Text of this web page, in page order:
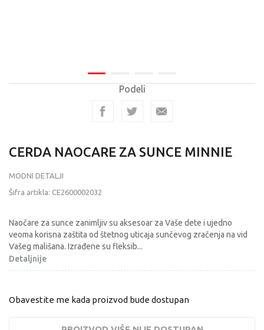
Podeli
CERDA NAOCARE ZA SUNCE MINNIE
MODNI DETALJI
Šifra artikla: CE2600002032
Naočare za sunce zanimljiv su aksesoar za Vaše dete i ujedno
veoma korisna zaštita od štetnog uticaja sunčevog zračenja na vid
Vašeg mališana. Izrađene su fleksib...
Detaljnije
Obavestite me kada proizvod bude dostupan